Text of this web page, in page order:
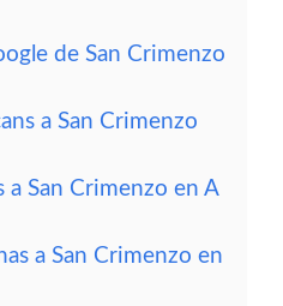
de San Crimenzo
a San Crimenzo
a San Crimenzo en A
a San Crimenzo en